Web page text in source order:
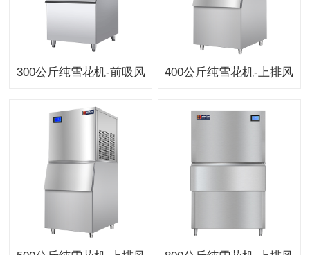
300公斤纯雪花机-前吸风 400公斤纯雪花机-上排风